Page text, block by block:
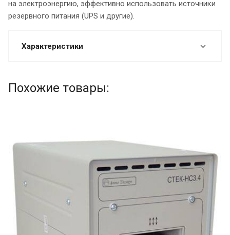
на электроэнергию, эффективно использовать источники
резервного питания (UPS и другие).
Характеристики
Похожие товары: